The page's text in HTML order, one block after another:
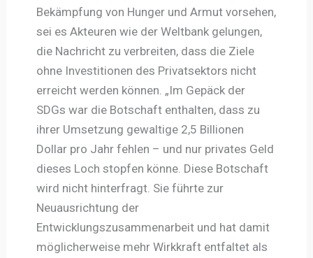
Bekämpfung von Hunger und Armut vorsehen,
sei es Akteuren wie der Weltbank gelungen,
die Nachricht zu verbreiten, dass die Ziele
ohne Investitionen des Privatsektors nicht
erreicht werden können. „Im Gepäck der
SDGs war die Botschaft enthalten, dass zu
ihrer Umsetzung gewaltige 2,5 Billionen
Dollar pro Jahr fehlen – und nur privates Geld
dieses Loch stopfen könne. Diese Botschaft
wird nicht hinterfragt. Sie führte zur
Neuausrichtung der
Entwicklungszusammenarbeit und hat damit
möglicherweise mehr Wirkkraft entfaltet als